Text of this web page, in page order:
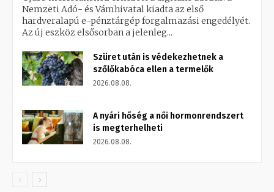
Nemzeti Adó- és Vámhivatal kiadta az első
hardveralapú e-pénztárgép forgalmazási engedélyét.
Az új eszköz elsősorban a jelenleg...
Szüret után is védekezhetnek a
szőlőkabóca ellen a termelők
2026.08.08.
A nyári hőség a női hormonrendszert
is megterhelheti
2026.08.08.